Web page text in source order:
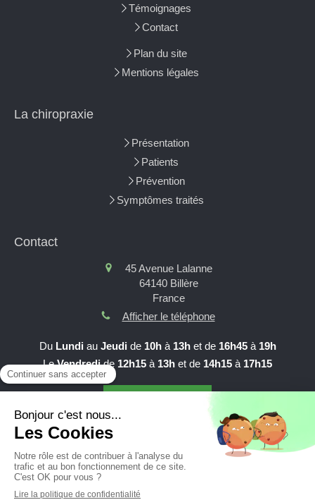
Témoignages
Contact
Plan du site
Mentions légales
La chiropraxie
Présentation
Patients
Prévention
Symptômes traités
Contact
45 Avenue Lalanne
64140 Billère
France
Afficher le téléphone
Du Lundi au Jeudi de 10hà 13het de 16h45à 19h
LeVendredide 12h15 à 13h et de 14h15 à 17h15
Création et référencement du site par Simplébo